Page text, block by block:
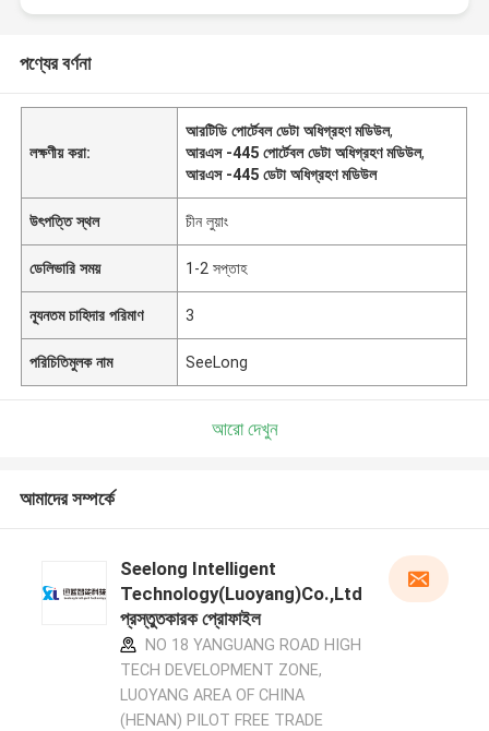
পণ্যের বর্ণনা
লক্ষণীয় করা:
আরটিডি পোর্টেবল ডেটা অধিগ্রহণ মডিউল,
আরএস -445 পোর্টেবল ডেটা অধিগ্রহণ মডিউল,
আরএস -445 ডেটা অধিগ্রহণ মডিউল
উৎপত্তি স্থল চীন লুয়াং
ডেলিভারি সময় 1-2 সপ্তাহ
ন্যূনতম চাহিদার পরিমাণ 3
পরিচিতিমুলক নাম SeeLong
আরো দেখুন
আমাদের সম্পর্কে
Seelong Intelligent
Technology(Luoyang)Co.,Ltd
প্রস্তুতকারক প্রোফাইল
NO 18 YANGUANG ROAD HIGH
TECH DEVELOPMENT ZONE,
LUOYANG AREA OF CHINA
(HENAN) PILOT FREE TRADE